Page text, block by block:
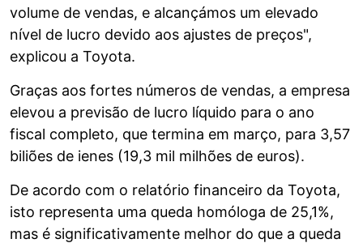
volume de vendas, e alcançámos um elevado
nível de lucro devido aos ajustes de preços",
explicou a Toyota.
Graças aos fortes números de vendas, a empresa
elevou a previsão de lucro líquido para o ano
fiscal completo, que termina em março, para 3,57
biliões de ienes (19,3 mil milhões de euros).
De acordo com o relatório financeiro da Toyota,
isto representa uma queda homóloga de 25,1%,
mas é significativamente melhor do que a queda